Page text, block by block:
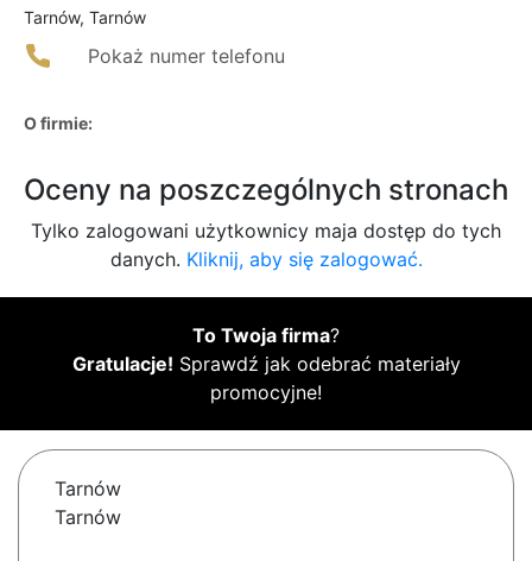
Tarnów, Tarnów
Pokaż numer telefonu
O firmie:
Oceny na poszczególnych stronach
Tylko zalogowani użytkownicy maja dostęp do tych
danych. Kliknij, aby się zalogować.
To Twoja firma?
Gratulacje! Sprawdź jak odebrać materiały
promocyjne!
Tarnów
Tarnów